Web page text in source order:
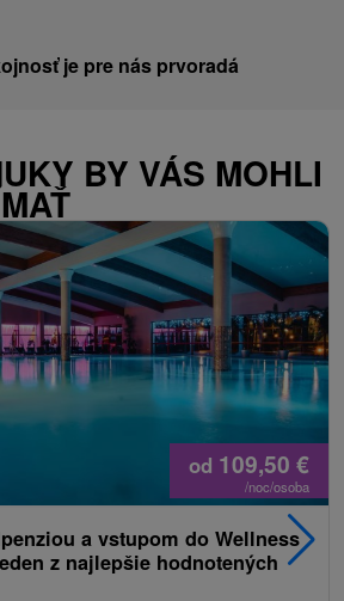
je pre nás prvoradá
BY VÁS MOHLI
od 109,50 €
/noc/osoba
a vstupom do Wellness
z najlepšie hodnotených